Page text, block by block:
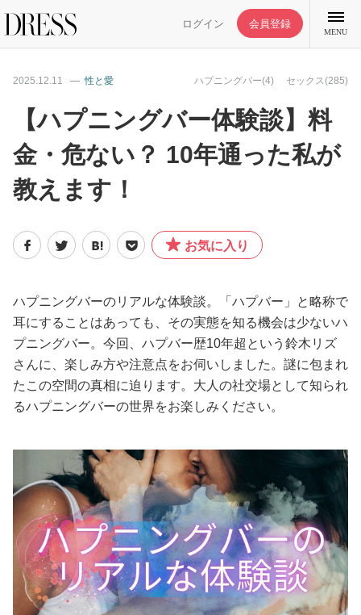
ログイン 会員登録
MENU
特集記事
DRESS部活
ライフスタイル
ファッション
恋愛/結婚/離婚
美容/健康
妊娠/出産/家族
ココロ/カラダ
グルメ
2025.12.11 性と愛 ハプニングバー(4) セックス(285)
【ハプニングバー体験談】料
金・危ない？ 10年通った私が
教えます！
お気に入り
ハプニングバーのリアルな体験談。「ハプバー」と略称で
耳にすることはあっても、その実態を知る機会は少ないハ
プニングバー。今回、ハプバー歴10年超という鈴木リズ
さんに、楽しみ方や注意点をお伺いしました。謎に包まれ
たこの空間の真相に迫ります。大人の社交場として知られ
るハプニングバーの世界をお楽しみください。